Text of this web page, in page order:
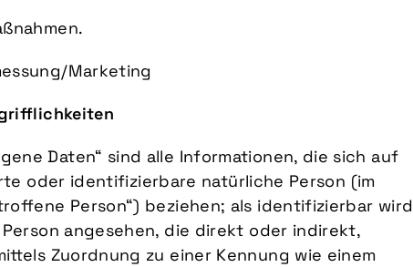
Marketing
Daten“ sind alle Informationen, die sich auf
oder identifizierbare natürliche Person (im
Person“) beziehen; als identifizierbar wird
angesehen, die direkt oder indirekt,
Zuordnung zu einer Kennung wie einem